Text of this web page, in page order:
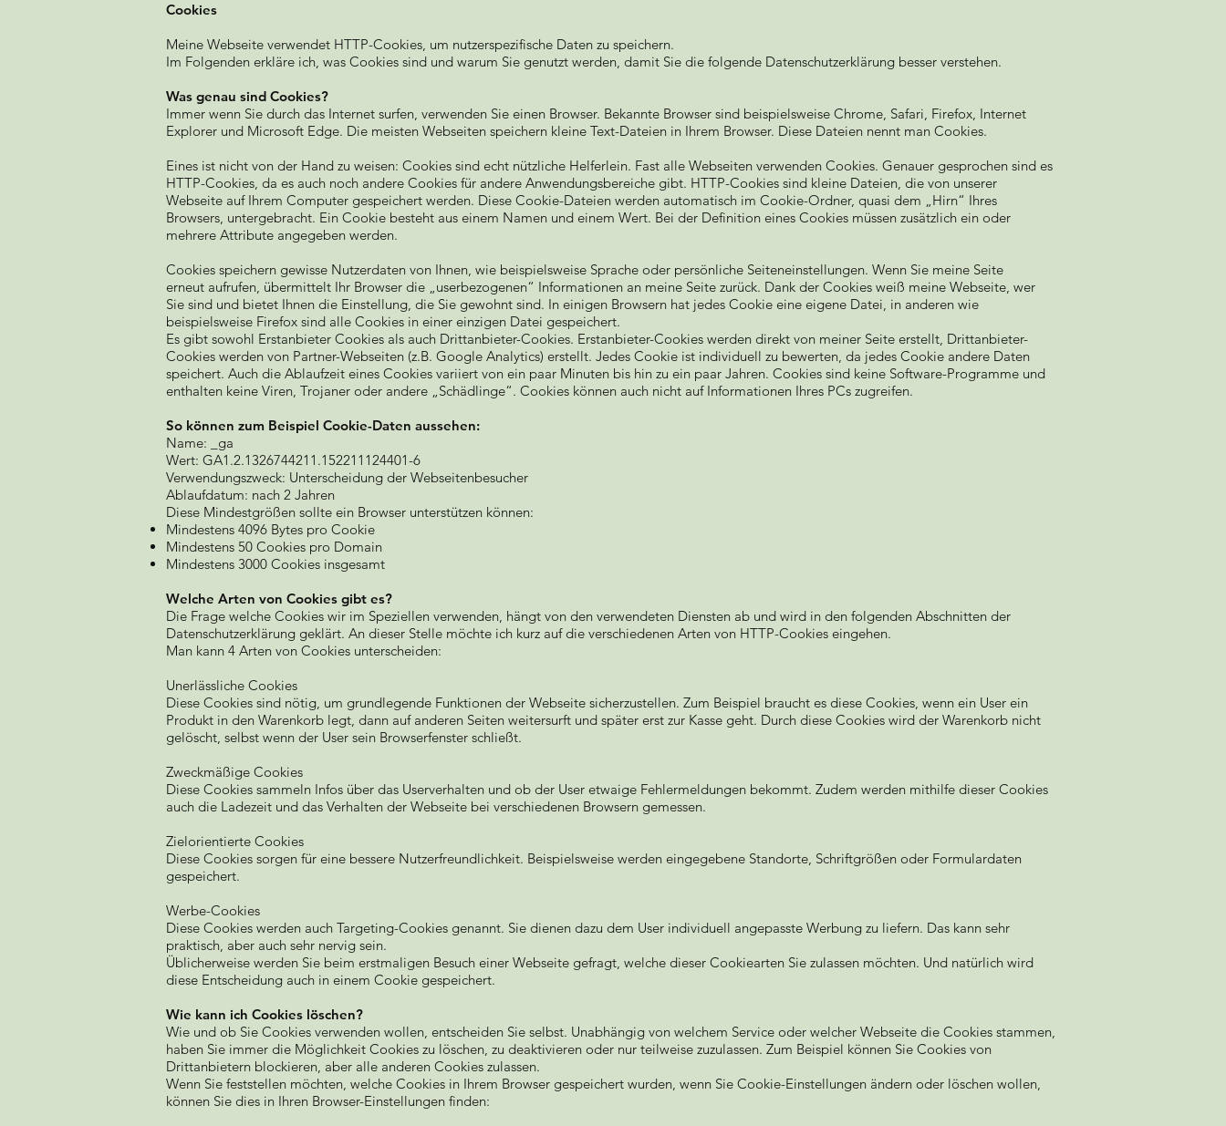
Cookies
Meine Webseite verwendet HTTP-Cookies, um nutzerspezifische Daten zu speichern.
Im Folgenden erkläre ich, was Cookies sind und warum Sie genutzt werden, damit Sie die folgende Datenschutzerklärung besser verstehen.
Was genau sind Cookies?
Immer wenn Sie durch das Internet surfen, verwenden Sie einen Browser. Bekannte Browser sind beispielsweise Chrome, Safari, Firefox, Internet
Explorer und Microsoft Edge. Die meisten Webseiten speichern kleine Text-Dateien in Ihrem Browser. Diese Dateien nennt man Cookies.
Eines ist nicht von der Hand zu weisen: Cookies sind echt nützliche Helferlein. Fast alle Webseiten verwenden Cookies. Genauer gesprochen sind es
HTTP-Cookies, da es auch noch andere Cookies für andere Anwendungsbereiche gibt. HTTP-Cookies sind kleine Dateien, die von unserer
Webseite auf Ihrem Computer gespeichert werden. Diese Cookie-Dateien werden automatisch im Cookie-Ordner, quasi dem „Hirn“ Ihres
Browsers, untergebracht. Ein Cookie besteht aus einem Namen und einem Wert. Bei der Definition eines Cookies müssen zusätzlich ein oder
mehrere Attribute angegeben werden.
Cookies speichern gewisse Nutzerdaten von Ihnen, wie beispielsweise Sprache oder persönliche Seiteneinstellungen. Wenn Sie meine Seite
erneut aufrufen, übermittelt Ihr Browser die „userbezogenen“ Informationen an meine Seite zurück. Dank der Cookies weiß meine Webseite, wer
Sie sind und bietet Ihnen die Einstellung, die Sie gewohnt sind. In einigen Browsern hat jedes Cookie eine eigene Datei, in anderen wie
beispielsweise Firefox sind alle Cookies in einer einzigen Datei gespeichert.
Es gibt sowohl Erstanbieter Cookies als auch Drittanbieter-Cookies. Erstanbieter-Cookies werden direkt von meiner Seite erstellt, Drittanbieter-
Cookies werden von Partner-Webseiten (z.B. Google Analytics) erstellt. Jedes Cookie ist individuell zu bewerten, da jedes Cookie andere Daten
speichert. Auch die Ablaufzeit eines Cookies variiert von ein paar Minuten bis hin zu ein paar Jahren. Cookies sind keine Software-Programme und
enthalten keine Viren, Trojaner oder andere „Schädlinge“. Cookies können auch nicht auf Informationen Ihres PCs zugreifen.
So können zum Beispiel Cookie-Daten aussehen:
Name: _ga
Wert: GA1.2.1326744211.152211124401-6
Verwendungszweck: Unterscheidung der Webseitenbesucher
Ablaufdatum: nach 2 Jahren
Diese Mindestgrößen sollte ein Browser unterstützen können:
Mindestens 4096 Bytes pro Cookie
Mindestens 50 Cookies pro Domain
Mindestens 3000 Cookies insgesamt
Welche Arten von Cookies gibt es?
Die Frage welche Cookies wir im Speziellen verwenden, hängt von den verwendeten Diensten ab und wird in den folgenden Abschnitten der
Datenschutzerklärung geklärt. An dieser Stelle möchte ich kurz auf die verschiedenen Arten von HTTP-Cookies eingehen.
Man kann 4 Arten von Cookies unterscheiden:
Unerlässliche Cookies
Diese Cookies sind nötig, um grundlegende Funktionen der Webseite sicherzustellen. Zum Beispiel braucht es diese Cookies, wenn ein User ein
Produkt in den Warenkorb legt, dann auf anderen Seiten weitersurft und später erst zur Kasse geht. Durch diese Cookies wird der Warenkorb nicht
gelöscht, selbst wenn der User sein Browserfenster schließt.
Zweckmäßige Cookies
Diese Cookies sammeln Infos über das Userverhalten und ob der User etwaige Fehlermeldungen bekommt. Zudem werden mithilfe dieser Cookies
auch die Ladezeit und das Verhalten der Webseite bei verschiedenen Browsern gemessen.
Zielorientierte Cookies
Diese Cookies sorgen für eine bessere Nutzerfreundlichkeit. Beispielsweise werden eingegebene Standorte, Schriftgrößen oder Formulardaten
gespeichert.
Werbe-Cookies
Diese Cookies werden auch Targeting-Cookies genannt. Sie dienen dazu dem User individuell angepasste Werbung zu liefern. Das kann sehr
praktisch, aber auch sehr nervig sein.
Üblicherweise werden Sie beim erstmaligen Besuch einer Webseite gefragt, welche dieser Cookiearten Sie zulassen möchten. Und natürlich wird
diese Entscheidung auch in einem Cookie gespeichert.
Wie kann ich Cookies löschen?
Wie und ob Sie Cookies verwenden wollen, entscheiden Sie selbst. Unabhängig von welchem Service oder welcher Webseite die Cookies stammen,
haben Sie immer die Möglichkeit Cookies zu löschen, zu deaktivieren oder nur teilweise zuzulassen. Zum Beispiel können Sie Cookies von
Drittanbietern blockieren, aber alle anderen Cookies zulassen.
Wenn Sie feststellen möchten, welche Cookies in Ihrem Browser gespeichert wurden, wenn Sie Cookie-Einstellungen ändern oder löschen wollen,
können Sie dies in Ihren Browser-Einstellungen finden: